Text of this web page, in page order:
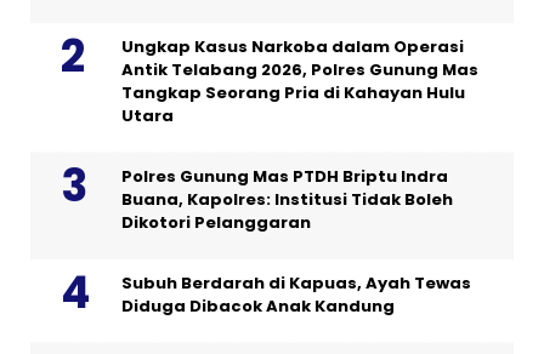
Ungkap Kasus Narkoba dalam Operasi
Antik Telabang 2026, Polres Gunung Mas
Tangkap Seorang Pria di Kahayan Hulu
Utara
Polres Gunung Mas PTDH Briptu Indra
Buana, Kapolres: Institusi Tidak Boleh
Dikotori Pelanggaran
Subuh Berdarah di Kapuas, Ayah Tewas
Diduga Dibacok Anak Kandung